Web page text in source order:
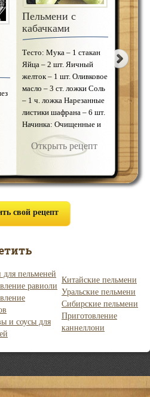
Кнедлики со
сливами
Ингредиенты: Картофель
– 1.2кг Мука – 600г Яйца
– 3 шт. Сливы – 900г
Сахар – 100г Соль – по
вкусу Отварить
картофель и пропустить
его через мясорубку.
Затем добавить к
картофельной массе
яй …
Открыть рецепт
Пельмени с
кабачками
Тесто: Мука – 1 стакан
Яйца – 2 шт. Яичный
желток – 1 шт. Оливковое
масло – 3 ст. ложки Соль
– 1 ч. ложка Нарезанные
листики шафрана – 6 шт.
Начинка: Очищенные и
нарезанные кубиками
кабачки …
Открыть рецепт
Мука –
– 2 шт.
1-2 шт.
(очень
нужно
свой рецепт
пельменей
равиоли
и соусы для
Китайские пельмени
Уральские пельмени
Сибирские пельмени
Приготовление
каннеллони